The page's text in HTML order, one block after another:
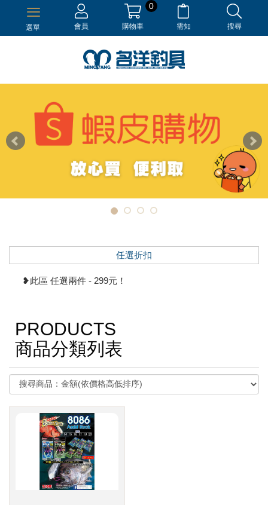
選單 會員 購物車
0
需知 搜尋
任選折扣
❥此區 任選兩件 - 299元！
PRODUCTS
商品分類列表